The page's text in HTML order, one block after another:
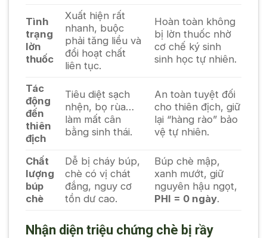
Tình
trạng
lờn
thuốc
Xuất hiện rất
nhanh, buộc
phải tăng liều và
đổi hoạt chất
liên tục.
Hoàn toàn không
bị lờn thuốc nhờ
cơ chế ký sinh
sinh học tự nhiên.
Tác
động
đến
thiên
địch
Tiêu diệt sạch
nhện, bọ rùa…
làm mất cân
bằng sinh thái.
An toàn tuyệt đối
cho thiên địch, giữ
lại “hàng rào” bảo
vệ tự nhiên.
Chất
lượng
búp
chè
Dễ bị cháy búp,
chè có vị chát
đắng, nguy cơ
tồn dư cao.
Búp chè mập,
xanh mướt, giữ
nguyên hậu ngọt,
PHI = 0 ngày.
Nhận diện triệu chứng chè bị rầy